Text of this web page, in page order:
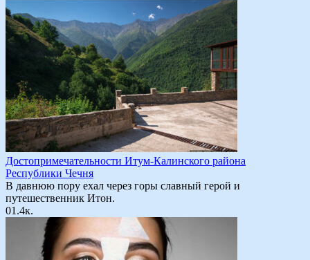
Достопримечательности Итум-Калинского района
Республики Чечня
В давнюю пору ехал через горы славный герой и
путешественник Итон.
01.4к.